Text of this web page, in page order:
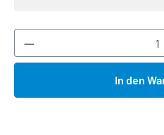
Produkt Anzahl: Gib
In den